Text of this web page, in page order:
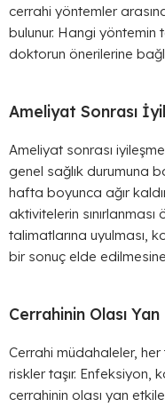
cerrahi yöntemler
bulunur. Hangi yöntemin
doktorun önerilerine
Ameliyat Sonrası
Ameliyat sonrası
genel sağlık durumuna
hafta boyunca ağır
aktivitelerin
talimatlarına uyulması,
bir sonuç elde edilmesine
Cerrahinin Olası
Cerrahi müdahaleler,
riskler taşır. Enfeksiyon,
cerrahinin olası yan